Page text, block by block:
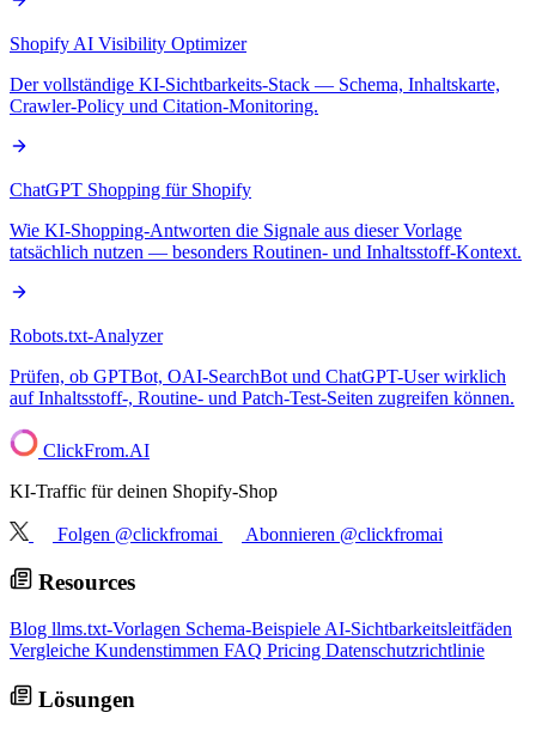
Shopify AI Visibility Optimizer
Der vollständige KI-Sichtbarkeits-Stack — Schema, Inhaltskarte,
Crawler-Policy und Citation-Monitoring.
ChatGPT Shopping für Shopify
Wie KI-Shopping-Antworten die Signale aus dieser Vorlage
tatsächlich nutzen — besonders Routinen- und Inhaltsstoff-Kontext.
Robots.txt-Analyzer
Prüfen, ob GPTBot, OAI-SearchBot und ChatGPT-User wirklich
auf Inhaltsstoff-, Routine- und Patch-Test-Seiten zugreifen können.
ClickFrom.AI
KI-Traffic für deinen Shopify-Shop
Folgen @clickfromai Abonnieren @clickfromai
Resources
Blog llms.txt-Vorlagen Schema-Beispiele AI-Sichtbarkeitsleitfäden
Vergleiche Kundenstimmen FAQ Pricing Datenschutzrichtlinie
Lösungen